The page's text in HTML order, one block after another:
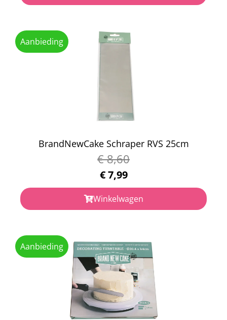
Aanbieding
BrandNewCake Schraper RVS 25cm
€8,60
€7,99
Winkelwagen
Aanbieding